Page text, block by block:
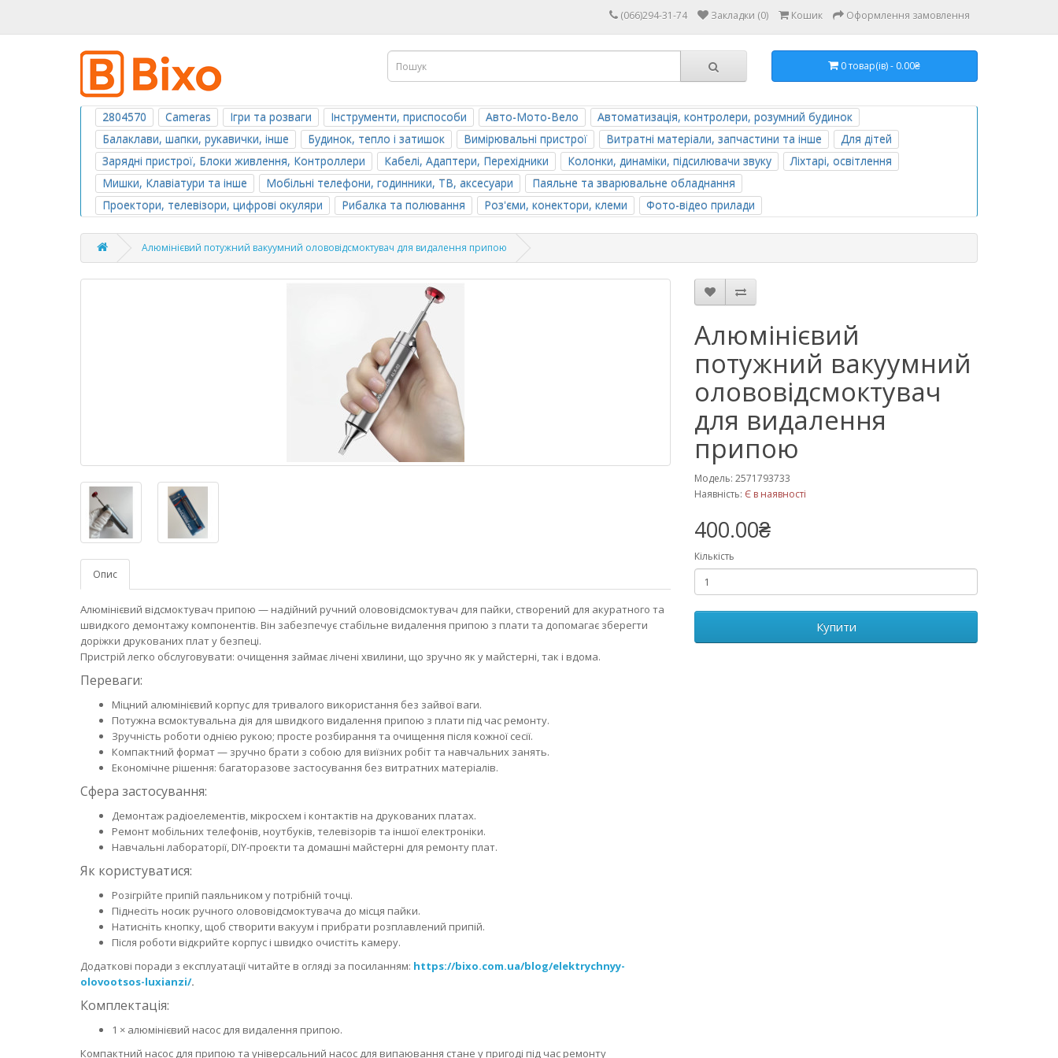
(066)294-31-74 Закладки (0) Кошик Оформлення замовлення
0 товар(ів) - 0.00₴
2804570 Cameras Ігри та розваги Інструменти, приспособи Авто-Мото-Вело
Автоматизація, контролери, розумний будинок
Балаклави, шапки, рукавички, інше
Будинок, тепло і затишок Вимірювальні пристрої Витратні матеріали, запчастини та інше
Для дітей
Зарядні пристрої, Блоки живлення, Контроллери
Кабелі, Адаптери, Перехідники Колонки, динаміки, підсилювачи звуку
Ліхтарі, освітлення
Мишки, Клавіатури та інше
Мобільні телефони, годинники, ТВ, аксесуари
Паяльне та зварювальне обладнання
Проектори, телевізори, цифрові окуляри
Рибалка та полювання Роз'єми, конектори, клеми Фото-відео прилади
Алюмінієвий потужний вакуумний олововідсмоктувач для видалення припою
Опис
Алюмінієвий відсмоктувач припою — надійний ручний олововідсмоктувач для пайки, створений для акуратного та
швидкого демонтажу компонентів. Він забезпечує стабільне видалення припою з плати та допомагає зберегти
доріжки друкованих плат у безпеці.
Пристрій легко обслуговувати: очищення займає лічені хвилини, що зручно як у майстерні, так і вдома.
Переваги:
Міцний алюмінієвий корпус для тривалого використання без зайвої ваги.
Потужна всмоктувальна дія для швидкого видалення припою з плати під час ремонту.
Зручність роботи однією рукою; просте розбирання та очищення після кожної сесії.
Компактний формат — зручно брати з собою для виїзних робіт та навчальних занять.
Економічне рішення: багаторазове застосування без витратних матеріалів.
Сфера застосування:
Демонтаж радіоелементів, мікросхем і контактів на друкованих платах.
Ремонт мобільних телефонів, ноутбуків, телевізорів та іншої електроніки.
Навчальні лабораторії, DIY-проєкти та домашні майстерні для ремонту плат.
Як користуватися:
Розігрійте припій паяльником у потрібній точці.
Піднесіть носик ручного олововідсмоктувача до місця пайки.
Натисніть кнопку, щоб створити вакуум і прибрати розплавлений припій.
Після роботи відкрийте корпус і швидко очистіть камеру.
Додаткові поради з експлуатації читайте в огляді за посиланням: https://bixo.com.ua/blog/elektrychnyy-
olovootsos-luxianzi/.
Комплектація:
1 × алюмінієвий насос для видалення припою.
Компактний насос для припою та універсальний насос для випаювання стане у пригоді під час ремонту
Алюмінієвий
потужний вакуумний
олововідсмоктувач
для видалення
припою
Модель: 2571793733
Наявність: Є в наявності
400.00₴
Кількість
Купити